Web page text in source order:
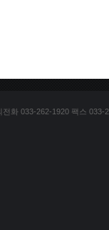
화 033-262-1920 팩스 033-